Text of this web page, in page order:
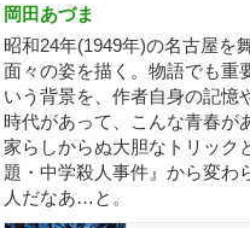
岡田あづま
昭和24年(1949年)の名古屋を
面々の姿を描く。物語でも重
いう背景を、作者自身の記憶
時代があって、こんな青春が
家らしからぬ大胆なトリック
題・中学殺人事件』から変
人だなあ…と。